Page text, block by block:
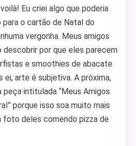
Eu criei algo que poderia
o cartão de Natal do
vergonha. Meus amigos
por que eles parecem
e smoothies de abacate
ei, arte é subjetiva. A próxima,
peça intitulada “Meus Amigos
porque isso soa muito mais
foto deles comendo pizza de